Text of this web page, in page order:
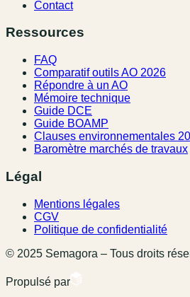
Contact
Ressources
FAQ
Comparatif outils AO 2026
Répondre à un AO
Mémoire technique
Guide DCE
Guide BOAMP
Clauses environnementales
Baromètre marchés de travaux
Légal
Mentions légales
CGV
Politique de confidentialité
© 2025 Semagora – Tous droits
Propulsé par